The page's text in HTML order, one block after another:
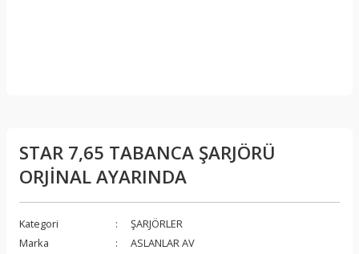
STAR 7,65 TABANCA ŞARJÖRÜ
ORJİNAL AYARINDA
Kategori
ŞARJÖRLER
Marka
ASLANLAR AV